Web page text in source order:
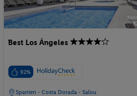
Best Los Ángeles
92%
Spanien - Costa Dorada - Salou